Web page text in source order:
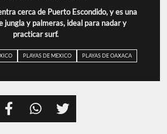
cerca de Puerto Escondido, y es una
jungla y palmeras, ideal para nadar y
practicar surf.
PLAYAS DE MEXICO PLAYAS DE OAXACA